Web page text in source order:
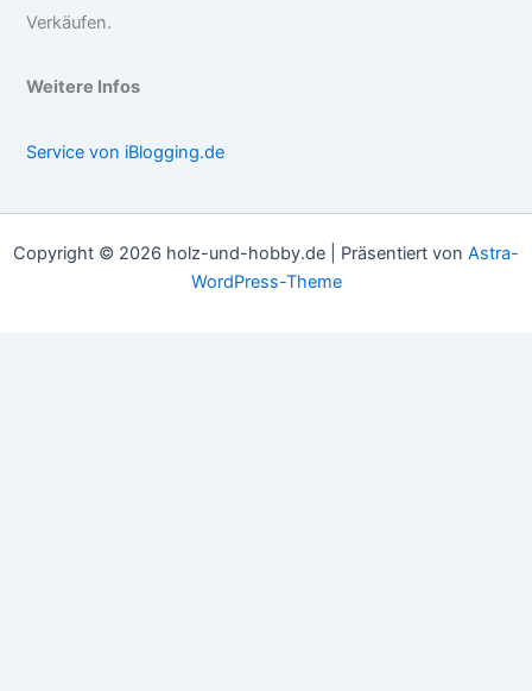
Verkäufen.
Weitere Infos
Service von iBlogging.de
Copyright © 2026 holz-und-hobby.de | Präsentiert von Astra-
WordPress-Theme